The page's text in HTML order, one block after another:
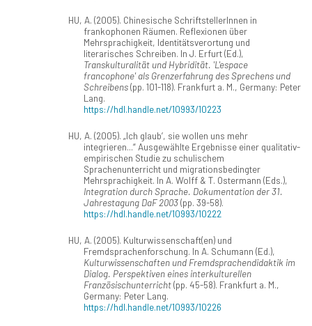
HU, A. (2005). Chinesische SchriftstellerInnen in
frankophonen Räumen. Reflexionen über
Mehrsprachigkeit, Identitätsverortung und
literarisches Schreiben. In J. Erfurt (Ed.),
Transkulturalität und Hybridität. 'L'espace
francophone' als Grenzerfahrung des Sprechens und
Schreibens(pp. 101-118). Frankfurt a. M., Germany: Peter
Lang.
https://hdl.handle.net/10993/10223
HU, A. (2005). „Ich glaub’, sie wollen uns mehr
integrieren...“ Ausgewählte Ergebnisse einer qualitativ-
empirischen Studie zu schulischem
Sprachenunterricht und migrationsbedingter
Mehrsprachigkeit. In A. Wolff & T. Ostermann (Eds.),
Integration durch Sprache. Dokumentation der 31.
Jahrestagung DaF 2003(pp. 39-58).
https://hdl.handle.net/10993/10222
HU, A. (2005). Kulturwissenschaft(en) und
Fremdsprachenforschung. In A. Schumann (Ed.),
Kulturwissenschaften und Fremdsprachendidaktik im
Dialog. Perspektiven eines interkulturellen
Französischunterricht(pp. 45-58). Frankfurt a. M.,
Germany: Peter Lang.
https://hdl.handle.net/10993/10226